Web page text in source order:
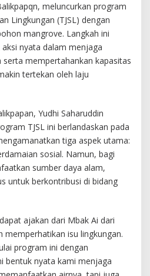
meluncurkan program
Lingkungan (TJSL) dengan
mangrove. Langkah ini
nyata dalam menjaga
mempertahankan kapasitas
tertekan oleh laju
Yudhi Saharuddin
TJSL ini berlandaskan pada
tiga aspek utama:
sosial. Namun, bagi
sumber daya alam,
untuk berkontribusi di bidang
ajakan dari Mbak Ai dari
memperhatikan isu lingkungan.
program ini dengan
bentuk nyata kami menjaga